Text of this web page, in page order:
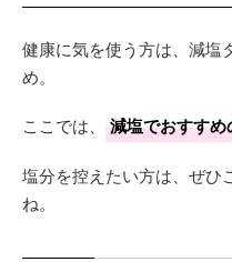
健康に気を使う方は、減塩
め。
ここでは、 減塩でおすすめ
塩分を控えたい方は、ぜひ
ね。